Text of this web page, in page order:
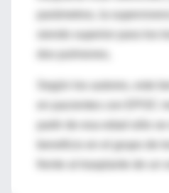
parámetros, la
siendo superior para los
Según los autores, este
partir de esa edad sólo
beneficio en el grupo de